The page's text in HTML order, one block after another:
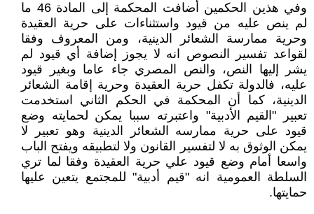
وفي هذين الحكمين أضافت المحكمة إلى المادة 46 ما
لم ينص عليه من قيود واستثناءات على حرية العقيدة
وحرية ممارسة الشعائر الدينية، ومن المعروف وفقا
لقواعد تفسير النصوص انه لا يجوز إضافة أي قيود لم
يشر إليها النص، والنص المصري جاء عاما وبغير قيود
عليه، فالدولة تكفل حرية العقيدة وحرية إقامة الشعائر
الدينية، كما أن المحكمة في الحكم الثاني استخدمت
تعبير "القيم الأدبية" واعتبرته سببا يمكن لحمايته وضع
قيود على حرية ممارسه الشعائر الدينية وهو تعبير لا
يمكن الوثوق به لا لتفسير القانون ولا لتطبيقه ويفتح الباب
واسعا أمام وضع قيود علي حرية العقيدة وفقا لما تري
السلطة العمومية انه "قيم أدبية" للمجتمع يتعين عليها
حمايتها.